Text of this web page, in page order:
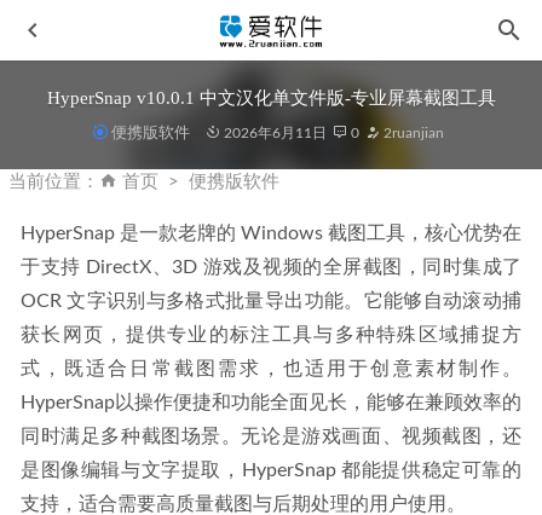
HyperSnap v10.0.1 中文汉化单文件版-专业屏幕截图工具
便携版软件 2026年6月11日 0 2ruanjian
当前位置： 首页 便携版软件
HyperSnap 是一款老牌的 Windows 截图工具，核心优势在
于支持 DirectX、3D 游戏及视频的全屏截图，同时集成了
OCR 文字识别与多格式批量导出功能。它能够自动滚动捕
获长网页，提供专业的标注工具与多种特殊区域捕捉方
式，既适合日常截图需求，也适用于创意素材制作。
HyperSnap以操作便捷和功能全面见长，能够在兼顾效率的
同时满足多种截图场景。无论是游戏画面、视频截图，还
是图像编辑与文字提取，HyperSnap 都能提供稳定可靠的
支持，适合需要高质量截图与后期处理的用户使用。
Clip Studio Paint EX v5.0.4 中文激活版-数字绘画软件 2026-
04-28
Aiarty Image Enhancer v3.8中文免安装便携版 2026-01-15
Topaz Photo AI v4.0.3中文汉化安装版-Ai图片降噪软件
2025-06-24
Adobe 2026 全家桶中文破解版-m0nkrus中文直装版 2026-03-